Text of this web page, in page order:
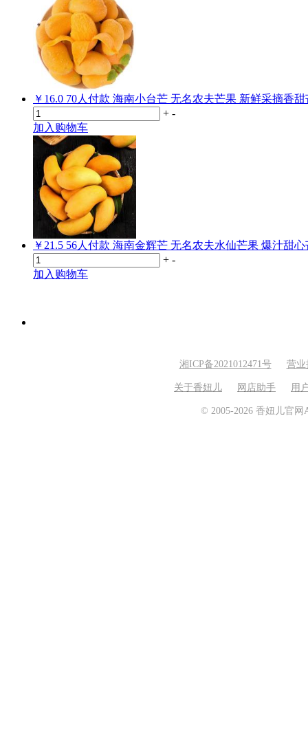
￥16.0 70人付款 海南小台芒 无名农夫芒果 新鲜采摘香甜
+ -
加入购物车
￥21.5 56人付款 海南金辉芒 无名农夫水仙芒果 爆汁甜心
+ -
加入购物车
湘ICP备2021012471号 营业
关于香妞儿 网店助手 用
© 2005-2026 香妞儿官